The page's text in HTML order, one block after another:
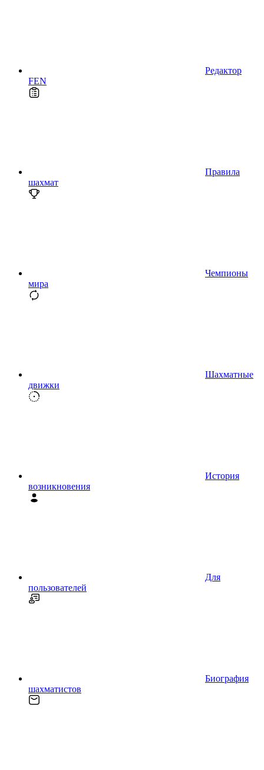
Редактор
FEN
Правила
шахмат
Чемпионы
мира
Шахматные
движки
История
возникновения
Для
пользователей
Биография
шахматистов